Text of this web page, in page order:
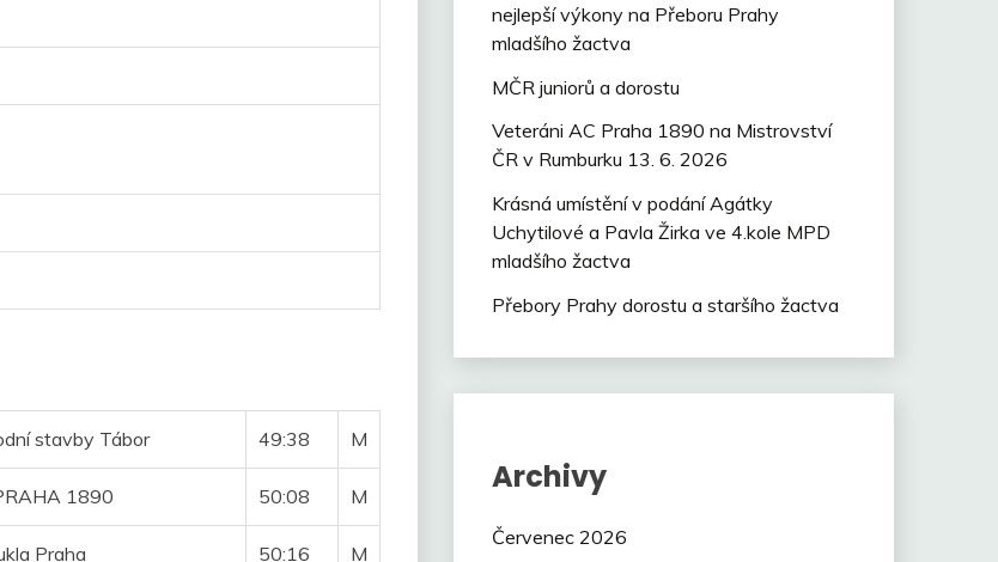
stavby Tábor 49:38 M
1890 50:08 M
Praha 50:16 M
nejlepší výkony na Přeboru Prahy
mladšího žactva
MČR juniorů a dorostu
Veteráni AC Praha 1890 na Mistrovství
ČR v Rumburku 13. 6. 2026
Krásná umístění v podání Agátky
Uchytilové a Pavla Žirka ve 4.kole MPD
mladšího žactva
Přebory Prahy dorostu a staršího žactva
Archivy
Červenec 2026